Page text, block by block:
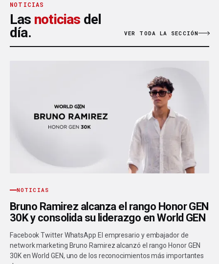
NOTICIAS
Las noticias del
día.
VER TODA LA SECCIÓN
NOTICIAS
Bruno Ramirez alcanza el rango Honor GEN
30K y consolida su liderazgo en World GEN
Facebook Twitter WhatsApp El empresario y embajador de
network marketing Bruno Ramirez alcanzó el rango Honor GEN
30K en World GEN, uno de los reconocimientos más importantes